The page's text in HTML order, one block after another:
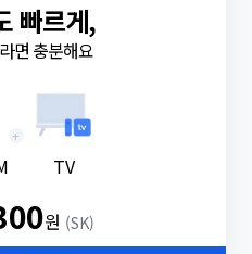
빠르게,
면 충분해요
+
TV
원 (SK)